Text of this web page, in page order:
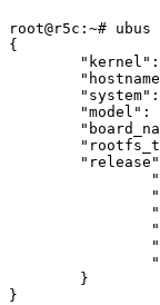
root@r5c:~#
{
"model":
        }
}